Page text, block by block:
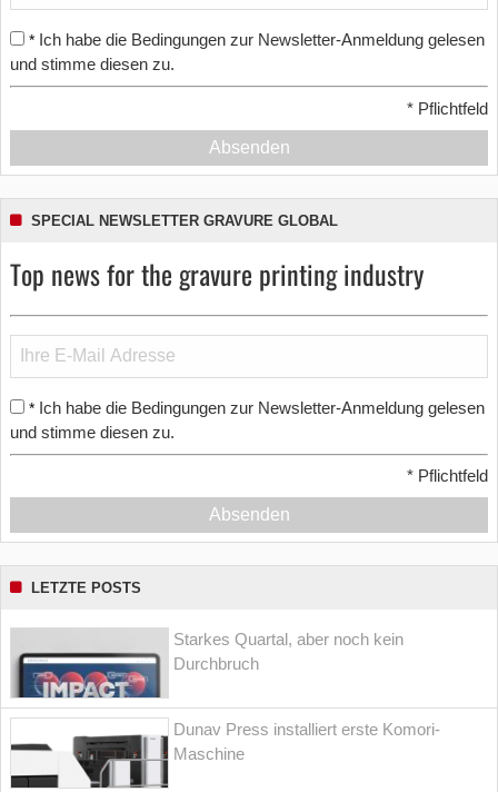
* Ich habe die Bedingungen zur Newsletter-Anmeldung gelesen
und stimme diesen zu.
* Pflichtfeld
Absenden
SPECIAL NEWSLETTER GRAVURE GLOBAL
Top news for the gravure printing industry
* Ich habe die Bedingungen zur Newsletter-Anmeldung gelesen
und stimme diesen zu.
* Pflichtfeld
Absenden
LETZTE POSTS
Starkes Quartal, aber noch kein
Durchbruch
Dunav Press installiert erste Komori-
Maschine